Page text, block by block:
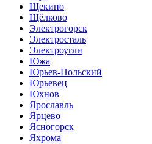
Щекино
Щёлково
Электрогорск
Электросталь
Электроугли
Южа
Юрьев-Польский
Юрьевец
Юхнов
Ярославль
Ярцево
Ясногорск
Яхромa